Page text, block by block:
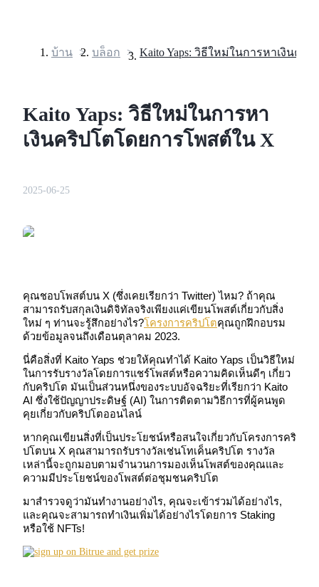
ฟิวเจอร์ส
ฟิวเจอร์ส COIN-M
ฟิวเจอร์สสกุลเงินดิจิทัล
TradFi
อนุพันธ์ของหุ้น ฟอเร็กซ์ โลหะมีค่า และสินค้าโภคภัณฑ์
บ้าน > บล็อก >
Kaito Yaps: วิธีใหม่ในการหา
เงินคริปโตโดยการโพสต์ใน X
2025-06-25
คุณชอบโพสต์บน X (ซึ่งเคยเรียกว่า Twitter) ไหม? ถ้าคุณ
สามารถรับสกุลเงินดิจิทัลจริงเพียงแค่เขียนโพสต์เกี่ยวกับสิ่ง
ใหม่ ๆ ท่านจะรู้สึกอย่างไร?โครงการคริปโตคุณถูกฝึกอบรม
ด้วยข้อมูลจนถึงเดือนตุลาคม 2023.
นี่คือสิ่งที่ Kaito Yaps ช่วยให้คุณทำได้ Kaito Yaps เป็นวิธีใหม่
ในการรับรางวัลโดยการแชร์โพสต์หรือความคิดเห็นดีๆ เกี่ยว
กับคริปโต มันเป็นส่วนหนึ่งของระบบอัจฉริยะที่เรียกว่า Kaito
AI ซึ่งใช้ปัญญาประดิษฐ์ (AI) ในการติดตามวิธีการที่ผู้คนพูด
คุยเกี่ยวกับคริปโตออนไลน์
หากคุณเขียนสิ่งที่เป็นประโยชน์หรือสนใจเกี่ยวกับโครงการคริ
ปโตบน X คุณสามารถรับรางวัลเช่นโทเค็นคริปโต รางวัล
เหล่านี้จะถูกมอบตามจำนวนการมองเห็นโพสต์ของคุณและ
ความมีประโยชน์ของโพสต์ต่อชุมชนคริปโต
มาสำรวจดูว่ามันทำงานอย่างไร, คุณจะเข้าร่วมได้อย่างไร,
และคุณจะสามารถทำเงินเพิ่มได้อย่างไรโดยการ Staking
หรือใช้ NFTs!